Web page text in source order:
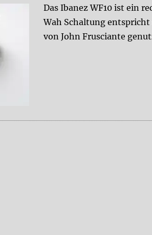
Das Ibanez WF10 ist ein
Wah Schaltung entspricht
von John Frusciante